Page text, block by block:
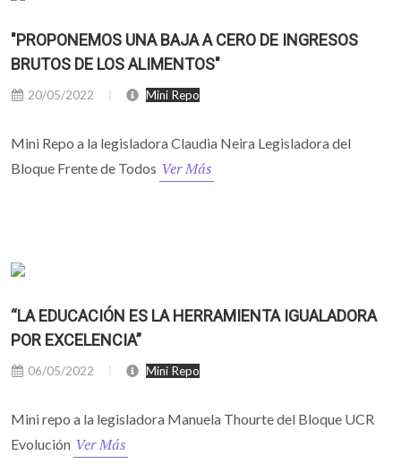
"PROPONEMOS UNA BAJA A CERO DE INGRESOS
BRUTOS DE LOS ALIMENTOS"
20/05/2022 Mini Repo
Mini Repo a la legisladora Claudia Neira Legisladora del
Bloque Frente de Todos Ver Más
“LA EDUCACIÓN ES LA HERRAMIENTA IGUALADORA
POR EXCELENCIA”
06/05/2022 Mini Repo
Mini repo a la legisladora Manuela Thourte del Bloque UCR
Evolución Ver Más